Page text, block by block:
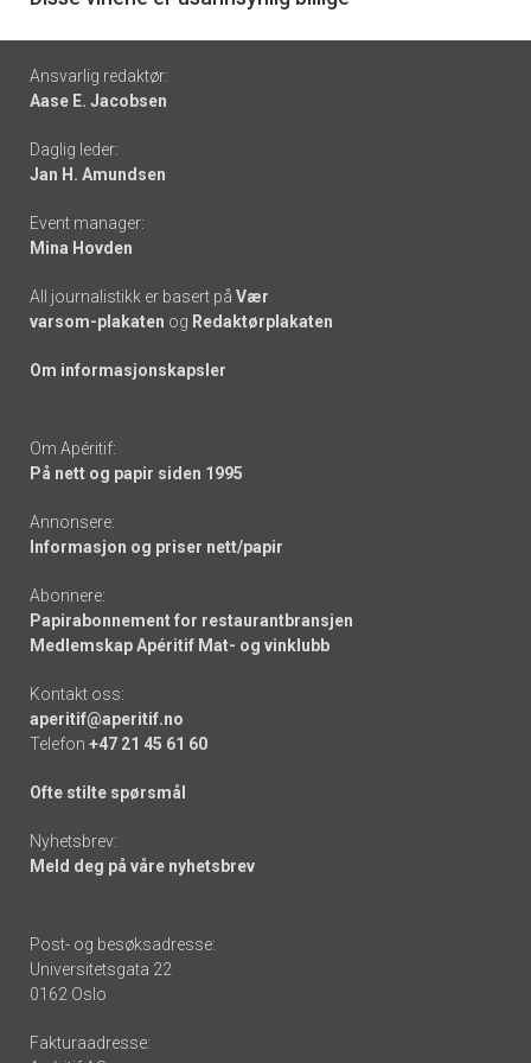
Footer
-
links
Ansvarlig redaktør:
Aase E. Jacobsen
Daglig leder:
Jan H. Amundsen
Event manager:
Mina Hovden
All journalistikk er basert på Vær
varsom-plakaten og Redaktørplakaten
Om informasjonskapsler
Om Apéritif:
På nett og papir siden 1995
Annonsere:
Informasjon og priser nett/papir
Abonnere:
Papirabonnement for restaurantbransjen
Medlemskap Apéritif Mat- og vinklubb
Kontakt oss:
aperitif@aperitif.no
Telefon +47 21 45 61 60
Ofte stilte spørsmål
Nyhetsbrev:
Meld deg på våre nyhetsbrev
Post- og besøksadresse:
Universitetsgata 22
0162 Oslo
Fakturaadresse: